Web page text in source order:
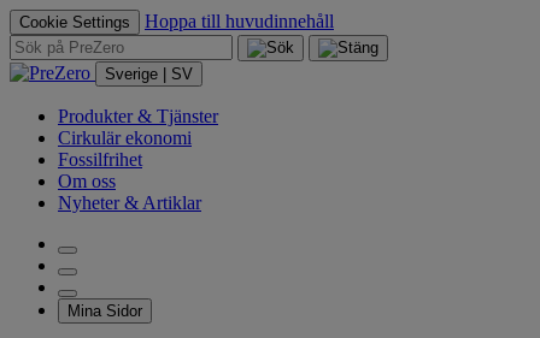
Cookie Settings Hoppa till huvudinnehåll
Sverige | SV
Produkter & Tjänster
Cirkulär ekonomi
Fossilfrihet
Om oss
Nyheter & Artiklar
Mina Sidor